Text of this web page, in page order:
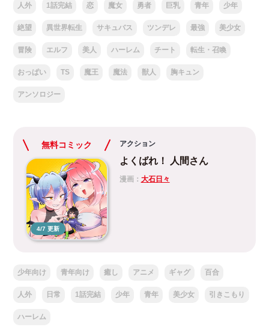
人外 1話完結 恋 魔女 勇者 巨乳 青年 少年
絶望 異世界転生 サキュバス ツンデレ 最強 美少女
冒険 エルフ 美人 ハーレム チート 転生・召喚
おっぱい TS 魔王 魔法 獣人 胸キュン
アンソロジー
無料コミック
4/7 更新
アクション
よくばれ！ 人間さん
漫画： 大石日々
少年向け 青年向け 癒し アニメ ギャグ 百合
人外 日常 1話完結 少年 青年 美少女 引きこもり
ハーレム